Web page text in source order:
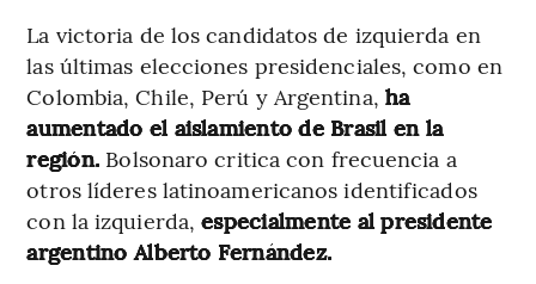
La victoria de los candidatos de izquierda en
las últimas elecciones presidenciales, como en
Colombia, Chile, Perú y Argentina, ha
aumentado el aislamiento de Brasil en la
región. Bolsonaro critica con frecuencia a
otros líderes latinoamericanos identificados
con la izquierda,especialmente al presidente
argentino Alberto Fernández.